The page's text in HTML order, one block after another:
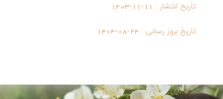
تاریخ انتشار : 1403-11-11
تاریخ بروز رسانی : 1404-08-24